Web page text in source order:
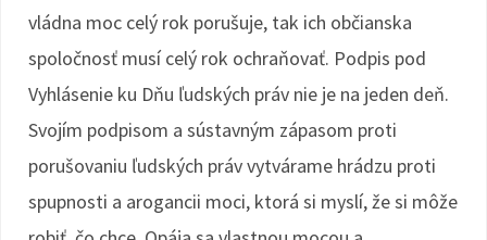
vládna moc celý rok porušuje, tak ich občianska
spoločnosť musí celý rok ochraňovať. Podpis pod
Vyhlásenie ku Dňu ľudských práv nie je na jeden deň.
Svojím podpisom a sústavným zápasom proti
porušovaniu ľudských práv vytvárame hrádzu proti
spupnosti a arogancii moci, ktorá si myslí, že si môže